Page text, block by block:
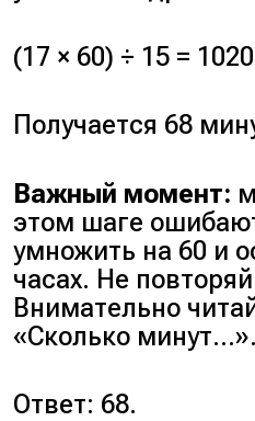
(17 × 60) ÷ 15 =
Получается 68
Важный момент:
этом шаге
умножить на 60 и
часах. Не
Внимательно
«Сколько минут…».
Ответ: 68.